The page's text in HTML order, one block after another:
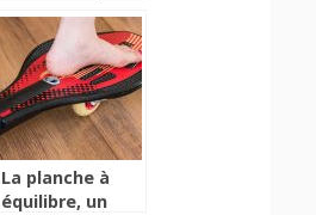
offrent pour
soigner les
douleurs du
corps ?
La planche à
équilibre, un